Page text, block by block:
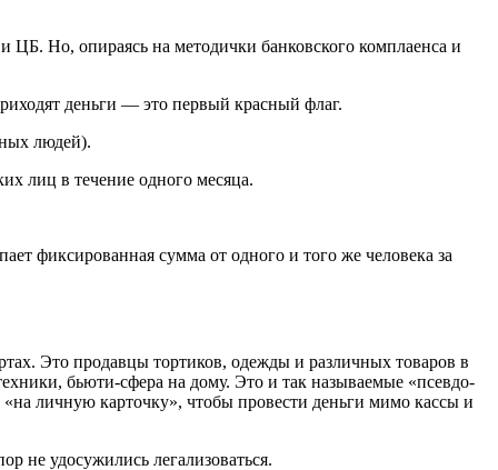
Но, опираясь на методички банковского комплаенса и
деньги — это первый красный флаг.
людей).
лиц в течение одного месяца.
фиксированная сумма от одного и того же человека за
Это продавцы тортиков, одежды и различных товаров в
бьюти-сфера на дому. Это и так называемые «псевдо-
личную карточку», чтобы провести деньги мимо кассы и
не удосужились легализоваться.